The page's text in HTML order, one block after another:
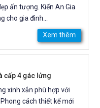
ấn tượng. Kiến An Gia
cho gia đình...
Xem thêm
cấp 4 gác lửng
xinh xắn phù hợp với
cách thiết kế mới